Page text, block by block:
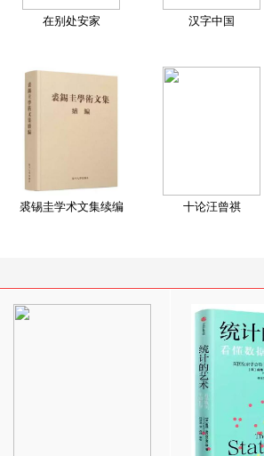
在别处安家 汉字中国
裘锡圭学术文集续编 十论汪曾祺